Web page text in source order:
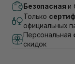
Самовывоз
Самовывоз
1В (Duck's
Нет в наличии!
Самовывоз
Безопасная и
Только
официальных
Персональная
скидок